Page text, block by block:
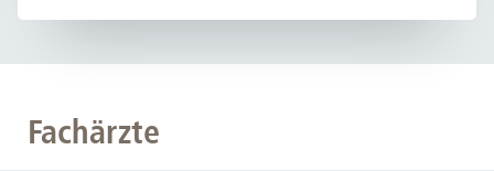
Fachärzte